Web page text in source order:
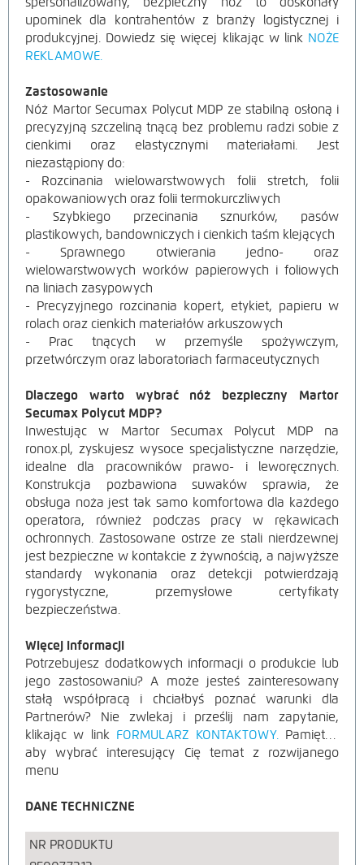
upominek dla kontrahentów z branży logistycznej i
produkcyjnej. Dowiedz się więcej klikając w link NOŻE
REKLAMOWE.
Zastosowanie
Nóż Martor Secumax Polycut MDP ze stabilną osłoną i
precyzyjną szczeliną tnącą bez problemu radzi sobie z
cienkimi oraz elastycznymi materiałami. Jest
niezastąpiony do:
- Rozcinania wielowarstwowych folii stretch, folii
opakowaniowych oraz folii termokurczliwych
- Szybkiego przecinania sznurków, pasów
plastikowych, bandowniczych i cienkich taśm klejących
- Sprawnego otwierania jedno- oraz
wielowarstwowych worków papierowych i foliowych
na liniach zasypowych
- Precyzyjnego rozcinania kopert, etykiet, papieru w
rolach oraz cienkich materiałów arkuszowych
- Prac tnących w przemyśle spożywczym,
przetwórczym oraz laboratoriach farmaceutycznych
Dlaczego warto wybrać nóż bezpieczny Martor
Secumax Polycut MDP?
Inwestując w Martor Secumax Polycut MDP na
ronox.pl, zyskujesz wysoce specjalistyczne narzędzie,
idealne dla pracowników prawo- i leworęcznych.
Konstrukcja pozbawiona suwaków sprawia, że
obsługa noża jest tak samo komfortowa dla każdego
operatora, również podczas pracy w rękawicach
ochronnych. Zastosowane ostrze ze stali nierdzewnej
jest bezpieczne w kontakcie z żywnością, a najwyższe
standardy wykonania oraz detekcji potwierdzają
rygorystyczne, przemysłowe certyfikaty
bezpieczeństwa.
Więcej informacji
Potrzebujesz dodatkowych informacji o produkcie lub
jego zastosowaniu? A może jesteś zainteresowany
stałą współpracą i chciałbyś poznać warunki dla
Partnerów? Nie zwlekaj i prześlij nam zapytanie,
klikając w link FORMULARZ KONTAKTOWY.Pamiętaj,
aby wybrać interesujący Cię temat z rozwijanego
menu
DANE TECHNICZNE
NR PRODUKTU